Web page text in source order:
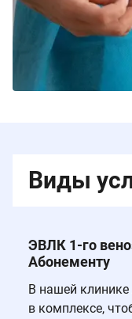
Виды
ЭВЛК 1-го
Абонементу
В нашей клинике
в комплексе,